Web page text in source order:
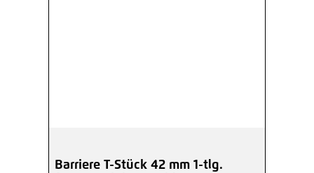
Barriere T-Stück 42 mm 1-tlg.